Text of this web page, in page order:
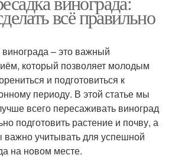
всё правильно
– это важный
который позволяет молодым
и подготовиться к
периоду. В этой статье мы
всего пересаживать виноград
подготовить растение и почву, а
важно учитывать для успешной
на новом месте.